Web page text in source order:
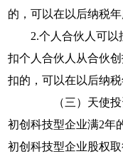
的，可以在以后纳税年
2.个人合伙人可以
扣个人合伙人从合伙
扣的，可以在以后纳税
（三）天使投
初创科技型企业满2年
初创科技型企业股权